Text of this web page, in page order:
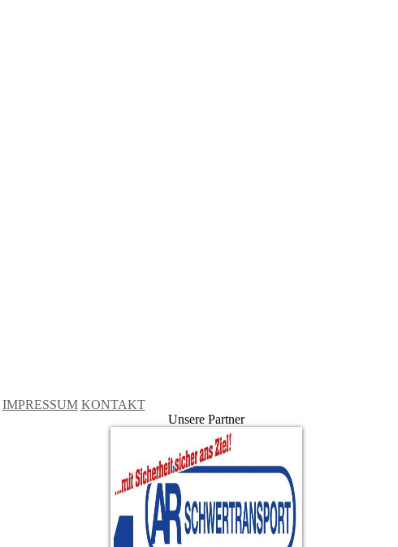
IMPRESSUM KONTAKT
Unsere Partner